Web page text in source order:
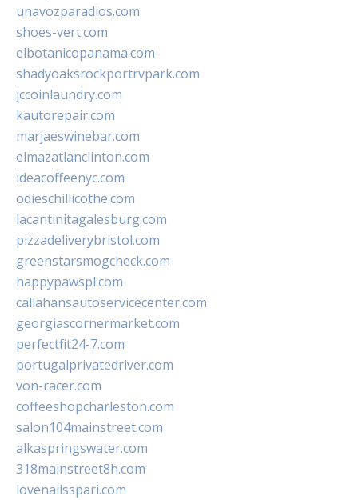
unavozparadios.com
shoes-vert.com
elbotanicopanama.com
shadyoaksrockportrvpark.com
jccoinlaundry.com
kautorepair.com
marjaeswinebar.com
elmazatlanclinton.com
ideacoffeenyc.com
odieschillicothe.com
lacantinitagalesburg.com
pizzadeliverybristol.com
greenstarsmogcheck.com
happypawspl.com
callahansautoservicecenter.com
georgiascornermarket.com
perfectfit24-7.com
portugalprivatedriver.com
von-racer.com
coffeeshopcharleston.com
salon104mainstreet.com
alkaspringswater.com
318mainstreet8h.com
lovenailsspari.com